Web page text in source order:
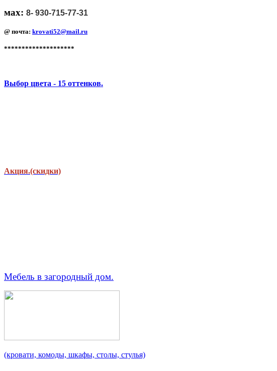
мах: 8- 930-715-77-31
@ почта: krovati52@mail.ru
********************
Выбор цвета - 15 оттенков.
Акция.(скидки)
Мебель в загородный дом.
(кровати, комоды, шкафы, столы, стулья)